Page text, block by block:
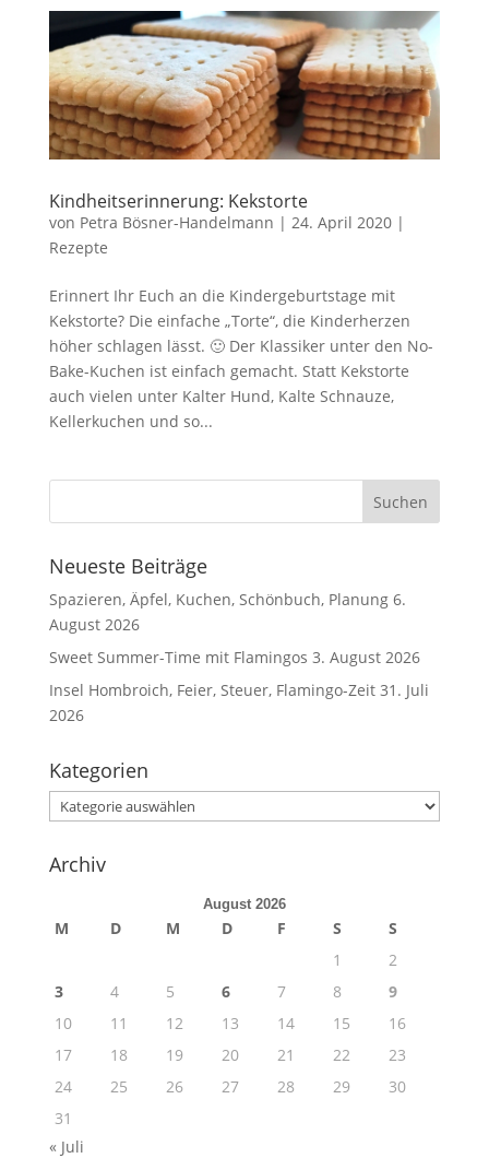
Kindheitserinnerung: Kekstorte
von Petra Bösner-Handelmann | 24. April 2020|
Rezepte
Erinnert Ihr Euch an die Kindergeburtstage mit
Kekstorte? Die einfache „Torte“, die Kinderherzen
höher schlagen lässt. 🙂 Der Klassiker unter den No-
Bake-Kuchen ist einfach gemacht. Statt Kekstorte
auch vielen unter Kalter Hund, Kalte Schnauze,
Kellerkuchen und so...
Neueste Beiträge
Spazieren, Äpfel, Kuchen, Schönbuch, Planung 6.
August 2026
Sweet Summer-Time mit Flamingos 3. August 2026
Insel Hombroich, Feier, Steuer, Flamingo-Zeit 31. Juli
2026
Kategorien
Kategorien
Archiv
August 2026
M D M D F S
S
1
2
3
4 5 6 7 8
9
10
11 12 13 14 15
16
17
18 19 20 21 22
23
24
25 26 27 28 29
30
31
« Juli